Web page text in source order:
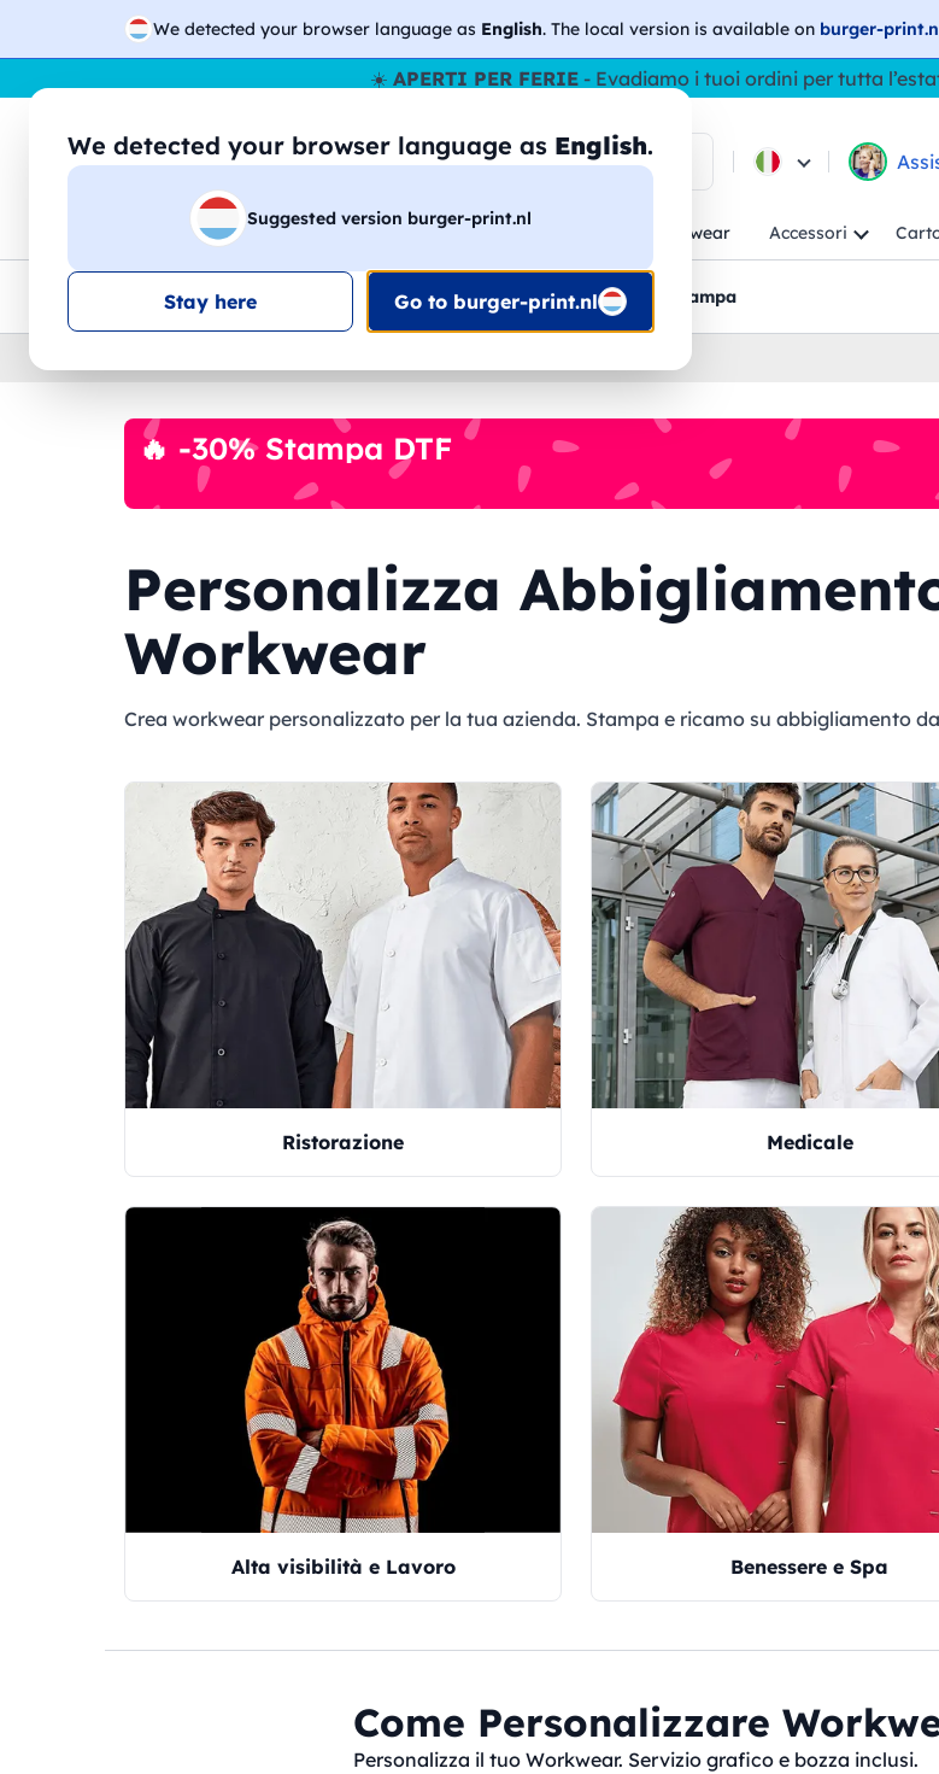
We detected your browser language as English. The local version is available on burger-
We detected your browser language as English.
Suggested version burger-print.nl
Stay here Go to burger-print.nl
☀️ APERTI PER FERIE- Evadiamo i tuoi ordini per tutta
🔎 Cerca tra i prodotti
Magliette Felpe Uomo Donna Workwear Accessori
Consegna gratis Sconti quantitàAssistenza clientiBozzetti pre-stampa
🔥 -30% Stampa DTF
Personalizza
Workwear
Crea workwear personalizzato per la tua azienda. Stampa e ricamo su abbigliamento
Ristorazione Medicale
Alta visibilità e Lavoro Benessere e Spa
Come Personalizzare
Personalizza il tuo Workwear. Servizio grafico e bozza inclusi.